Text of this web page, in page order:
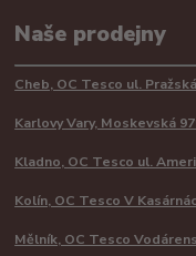
Naše prodejny
Cheb, OC Tesco ul.
Karlovy Vary, Moskevská
Kladno, OC Tesco ul.
Kolín, OC Tesco V
Mělník, OC Tesco